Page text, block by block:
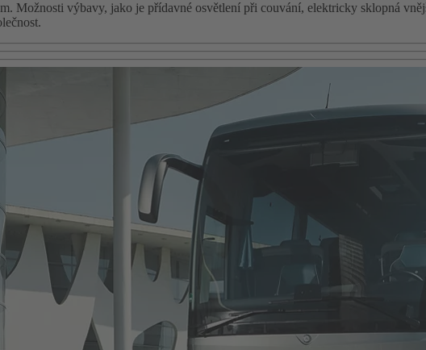
Možnosti výbavy, jako je přídavné osvětlení při couvání, elektricky sklopná